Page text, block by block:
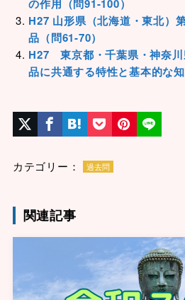
の作用（問91-100）
H27 山形県（北海道・東北）
品（問61-70）
H27 東京都・千葉県・神奈
品に共通する特性と基本的な
カテゴリー： 過去問
関連記事